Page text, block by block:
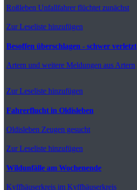
Roßleben Unfallfahrer flüchtet zunächst
Zur Leseliste hinzufügen
Besoffen überschlagen - schwer verletzt
Artern und weitere Meldungen aus Artern
Zur Leseliste hinzufügen
Fahrerflucht in Oldisleben
Oldisleben Zeugen gesucht
Zur Leseliste hinzufügen
Wildunfälle am Wochenende
Kyffhäuserkreis im Kyffhäuserkreis